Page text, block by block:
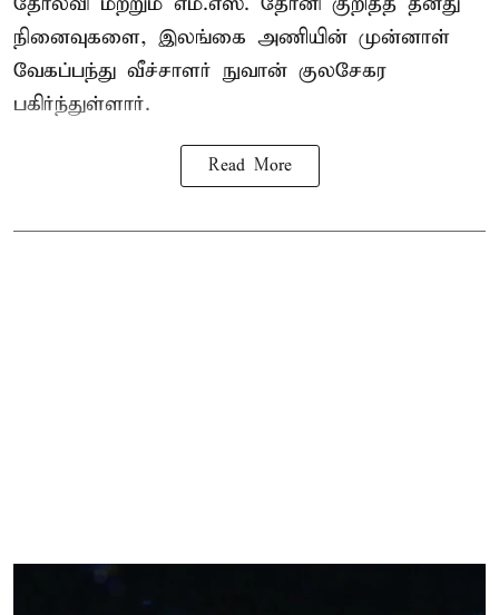
நினைவுகளை, இலங்கை அணியின் முன்னாள்
வேகப்பந்து வீச்சாளர் நுவான் குலசேகர
பகிர்ந்துள்ளார்.
Read More